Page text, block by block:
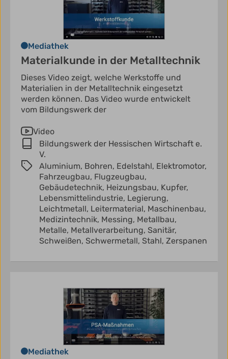
Mediathek
Materialkunde in der Metalltechnik
Dieses Video zeigt, welche Werkstoffe und
Materialien in der Metalltechnik eingesetzt
werden können. Das Video wurde entwickelt
vom Bildungswerk der
Video
Bildungswerk der Hessischen Wirtschaft e.
V.
Aluminium, Bohren, Edelstahl, Elektromotor,
Fahrzeugbau, Flugzeugbau,
Gebäudetechnik, Heizungsbau, Kupfer,
Lebensmittelindustrie, Legierung,
Leichtmetall, Leitermaterial, Maschinenbau,
Medizintechnik, Messing, Metallbau,
Metalle, Metallverarbeitung, Sanitär,
Schweißen, Schwermetall, Stahl, Zerspanen
Mediathek